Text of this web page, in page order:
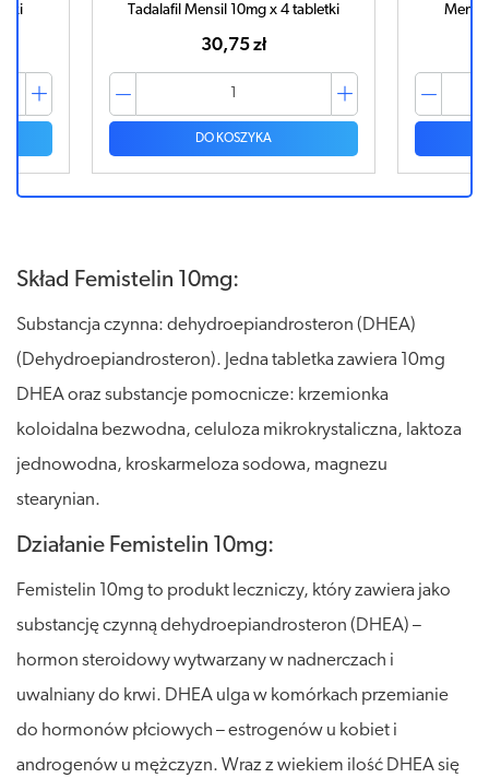
Tadalafil Mensil 10mg x 4 tabletki
30,75 zł
DO KOSZYKA
Skład Femistelin 10mg:
Substancja czynna: dehydroepiandrosteron (DHEA)
(Dehydroepiandrosteron). Jedna tabletka zawiera 10mg
DHEA oraz substancje pomocnicze: krzemionka
koloidalna bezwodna, celuloza mikrokrystaliczna, laktoza
jednowodna, kroskarmeloza sodowa, magnezu
stearynian.
Działanie Femistelin 10mg:
Femistelin 10mg to produkt leczniczy, który zawiera jako
substancję czynną dehydroepiandrosteron (DHEA) –
hormon steroidowy wytwarzany w nadnerczach i
uwalniany do krwi. DHEA ulga w komórkach przemianie
do hormonów płciowych – estrogenów u kobiet i
androgenów u mężczyzn. Wraz z wiekiem ilość DHEA się